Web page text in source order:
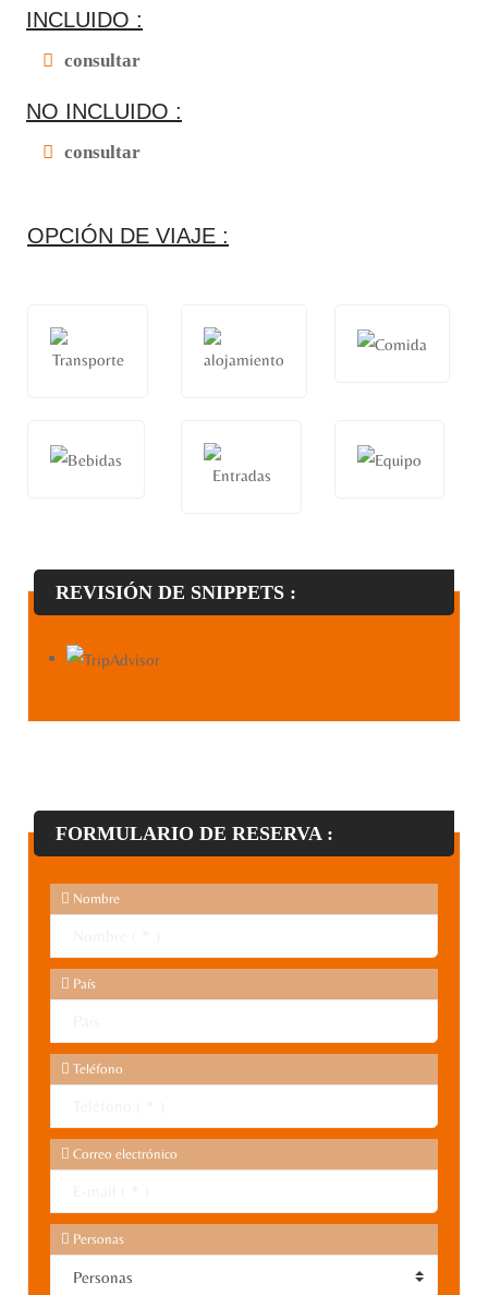
INCLUIDO :
consultar
NO INCLUIDO :
consultar
OPCIÓN DE VIAJE :
REVISIÓN DE SNIPPETS :
FORMULARIO DE RESERVA :
Nombre
País
Teléfono
Correo electrónico
Personas